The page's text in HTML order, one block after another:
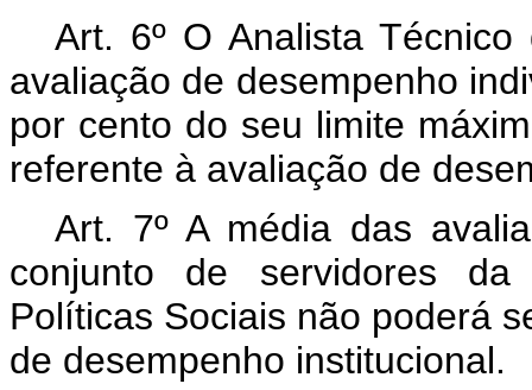
Art. 6º O Analista
avaliação de desempenho
por cento do seu limite
referente à avaliação de
Art. 7º A média das
conjunto de servidores
Políticas Sociais não poderá
de desempenho institucional.